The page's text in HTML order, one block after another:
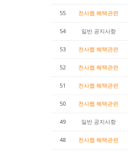
55 천사웹 혜택관련
54 일반 공지사항
53 천사웹 혜택관련
52 천사웹 혜택관련
51 천사웹 혜택관련
50 천사웹 혜택관련
49 일반 공지사항
48 천사웹 혜택관련